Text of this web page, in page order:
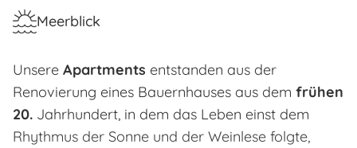
Meerblick
Unsere Apartments entstanden aus der
Renovierung eines Bauernhauses aus dem frühen
20. Jahrhundert, in dem das Leben einst dem
Rhythmus der Sonne und der Weinlese folgte,